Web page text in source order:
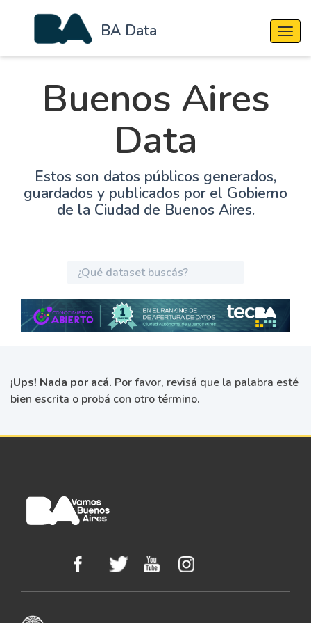
BA Data
Buenos Aires
Data
Estos son datos públicos generados,
guardados y publicados por el Gobierno
de la Ciudad de Buenos Aires.
¡Ups! Nada por acá. Por favor, revisá que la palabra esté
bien escrita o probá con otro término.